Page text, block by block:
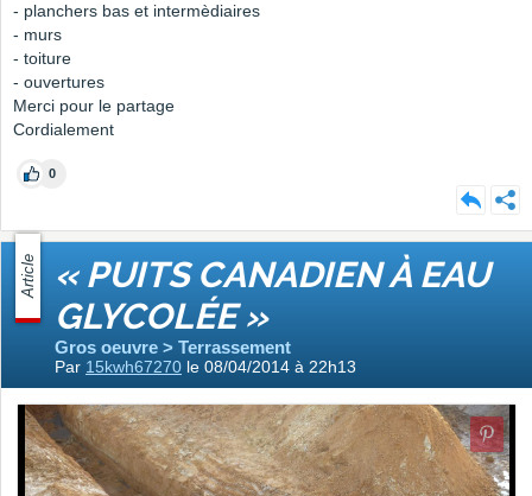
- planchers bas et intermèdiaires
- murs
- toiture
- ouvertures
Merci pour le partage
Cordialement
0
Article « PUITS CANADIEN À EAU
GLYCOLÉE »
Gros oeuvre > Terrassement
Par 15kwh67270 le 08/04/2014 à 22h13